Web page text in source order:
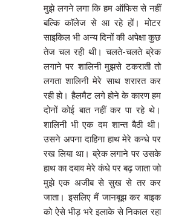
मुझे लगने लगा कि हम ऑफिस से नहीं
बल्कि काॅलेज से आ रहे हों। मोटर
साइकिल भी अन्य दिनों की अपेक्षा कुछ
तेज चल रही थी। चलते-चलते ब्रेक
लगाने पर शालिनी मुझसे टकराती तो
लगता शालिनी मेरे साथ शरारत कर
रही हो। हैलमैट लगे होने के कारण हम
दोनों कोई बात नहीं कर पा रहे थे।
शालिनी भी एक दम शान्त बैठी थी।
उसने अपना दाहिना हाथ मेरे कन्धे पर
रख लिया था। ब्रेक लगाने पर उसके
हाथ का दबाव मेरे कंधे पर बढ़ जाता जो
मुझे एक अजीब से सुख से तर कर
जाता। इसलिए मैं जानबूझ कर बाइक
को ऐसे भीड़ भरे इलाके से निकाल रहा